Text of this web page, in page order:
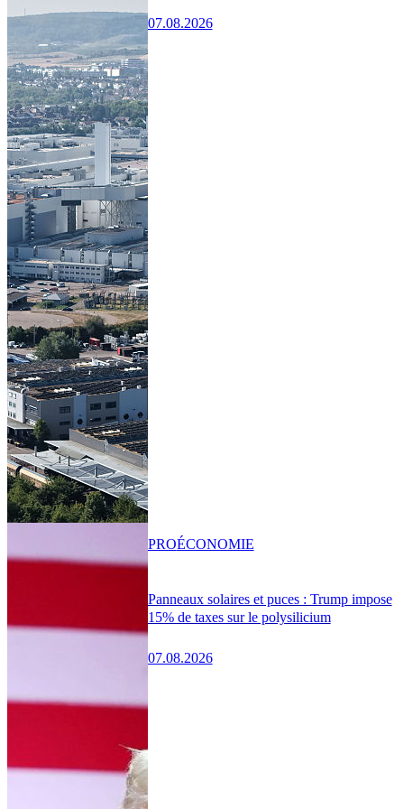
07.08.2026
Panneaux solaires et puces : Trump impose
15% de taxes sur le polysilicium
07.08.2026
PROÉCONOMIE